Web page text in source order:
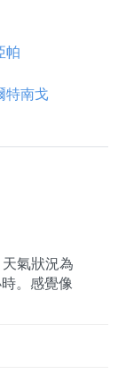
南戈
氣狀況為
。感覺像